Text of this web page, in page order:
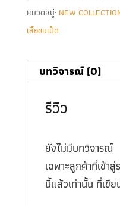
หมวดหมู่: NEW
เสื้อขนเป็ด
บทวิจารณ์ (0)
รีวิว
ยังไม่มีบทวิจารณ์
เฉพาะลูกค้าที่เข้า
นี้แล้วเท่านั้น ที่เขี